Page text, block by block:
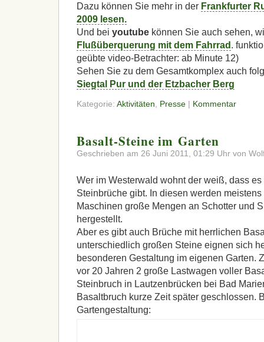
Dazu können Sie mehr in der Frankfurter
2009 lesen.
Und bei youtube können Sie auch sehen,
Flußüberquerung mit dem Fahrrad .
geübte video-Betrachter: ab Minute 12)
Sehen Sie zu dem Gesamtkomplex auch
Siegtal Pur und der Etzbacher Berg
Kategorie: Aktivitäten Presse | Kommentar
Basalt-Steine im Garten
Geschrieben am 26 Juni 2011, 01:29 Uhr von
Wer im Westerwald wohnt der weiß, dass
Steinbrüche gibt. In diesen werden
Maschinen große Mengen an Schotter und
hergestellt.
Aber es gibt auch Brüche mit herrlichen
unterschiedlich großen Steine eignen sich
besonderen Gestaltung im eigenen Garten.
vor 20 Jahren 2 große Lastwagen voller
Steinbruch in Lautzenbrücken bei Bad
Basaltbruch kurze Zeit später geschlossen.
Gartengestaltung: